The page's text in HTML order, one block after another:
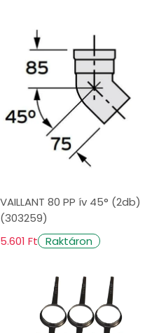
VAILLANT 80 PP ív 45° (2db)
(303259)
5.601 Ft Raktáron